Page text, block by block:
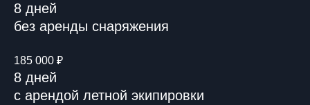
8 дней
без аренды снаряжения
185 000 ₽
8 дней
с арендой летной экипировки